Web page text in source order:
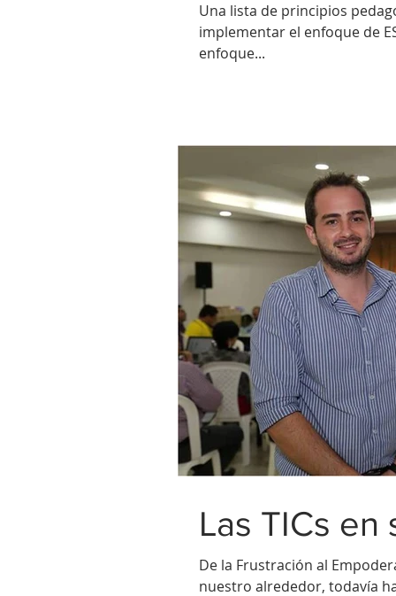
Una lista de principios
implementar el enfoque de
enfoque...
Las TICs en
De la Frustración al
nuestro alrededor, todavía